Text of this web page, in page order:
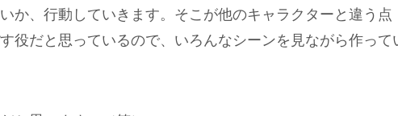
か、行動していきます。そこが他のキャラクターと違う点
役だと思っているので、いろんなシーンを見ながら作って